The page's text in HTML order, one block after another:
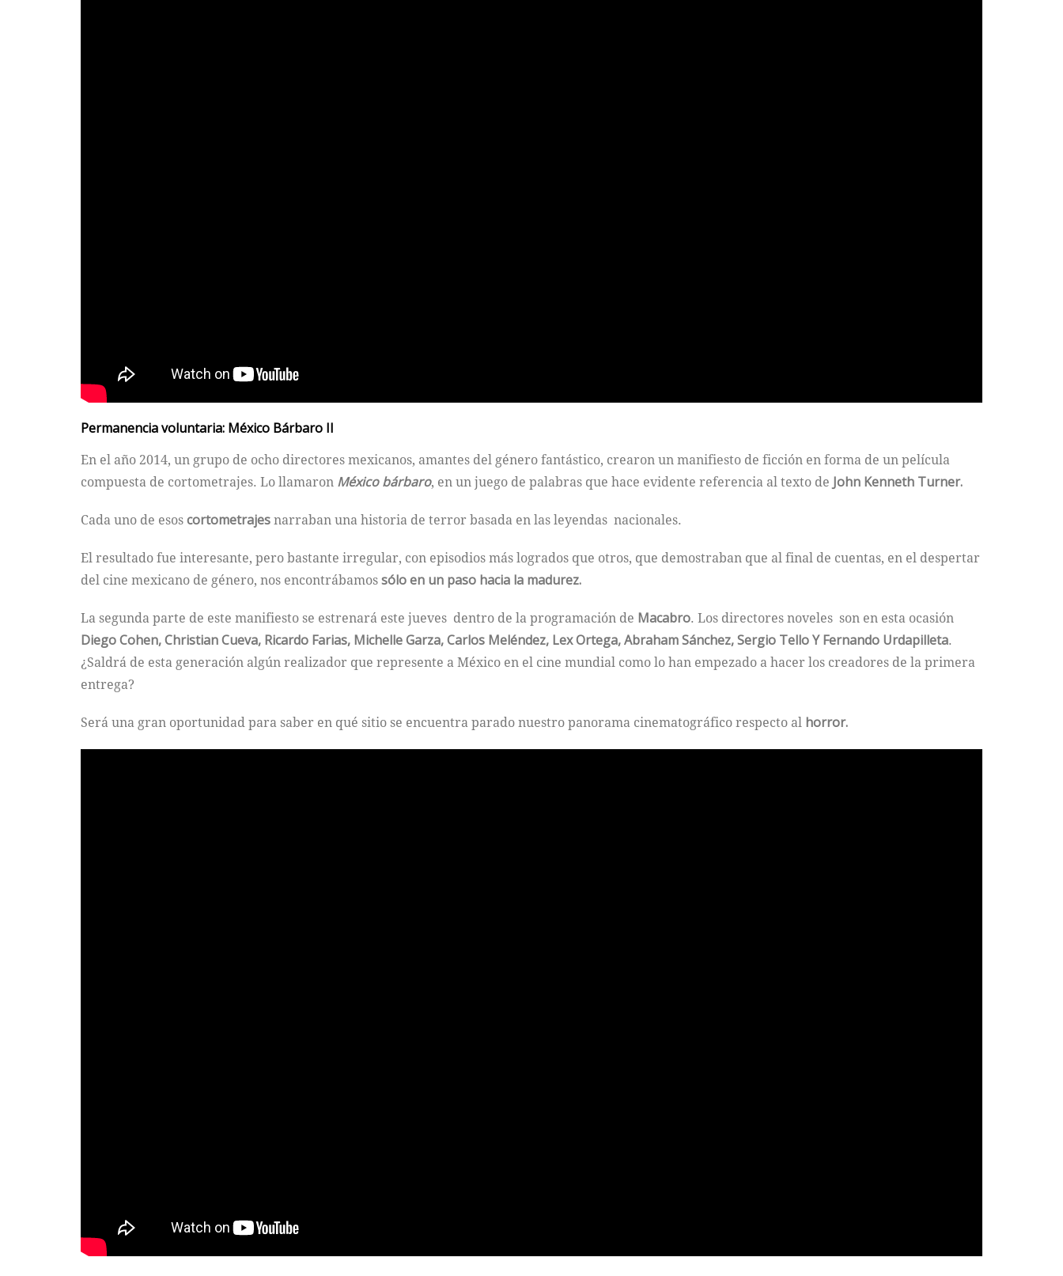
Permanencia voluntaria: México Bárbaro II
En el año 2014, un grupo de ocho directores mexicanos, amantes del género fantástico, crearon un manifiesto de ficción en forma de un película
compuesta de cortometrajes. Lo llamaron México bárbaro, en un juego de palabras que hace evidente referencia al texto de John Kenneth Turner.
Cada uno de esoscortometrajesnarraban una historia de terror basada en las leyendas nacionales.
El resultado fue interesante, pero bastante irregular, con episodios más logrados que otros, que demostraban que al final de cuentas, en el despertar
del cine mexicano de género, nos encontrábamossólo en un paso hacia la madurez.
La segunda parte de este manifiesto se estrenará este jueves dentro de la programación de Macabro. Los directores noveles son en esta ocasión
Diego Cohen, Christian Cueva, Ricardo Farias, Michelle Garza, Carlos Meléndez, Lex Ortega, Abraham Sánchez, Sergio Tello Y Fernando Urdapilleta.
¿Saldrá de esta generación algún realizador que represente a México en el cine mundial como lo han empezado a hacer los creadores de la primera
entrega?
Será una gran oportunidad para saber en qué sitio se encuentra parado nuestro panorama cinematográfico respecto al horror.